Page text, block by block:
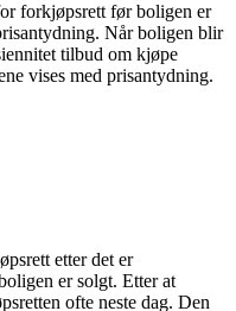
forkjøpsrett før boligen er
Når boligen blir
tilbud om kjøpe
vises med prisantydning.
etter det er
er solgt. Etter at
ofte neste dag. Den